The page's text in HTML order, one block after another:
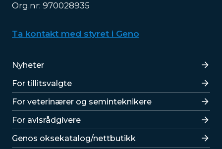
Org.nr: 970028935
Ta kontakt med styret i Geno
Lenker
Nyheter
For tillitsvalgte
For veterinærer og seminteknikere
For avlsrådgivere
Lenker
Genos oksekatalog/nettbutikk